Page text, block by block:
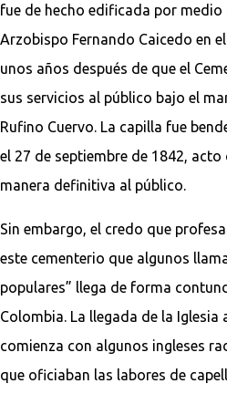
fue de hecho edificada por medio
Arzobispo Fernando Caicedo en
unos años después de que el
sus servicios al público bajo el
Rufino Cuervo. La capilla fue
el 27 de septiembre de 1842, acto
manera definitiva al público.
Sin embargo, el credo que
este cementerio que algunos
populares” llega de forma
Colombia. La llegada de la Iglesia
comienza con algunos ingleses
que oficiaban las labores de